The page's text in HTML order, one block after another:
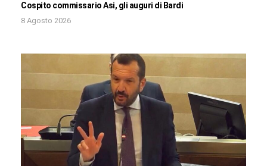
Cospito commissario Asi, gli auguri di Bardi
8 Agosto 2026